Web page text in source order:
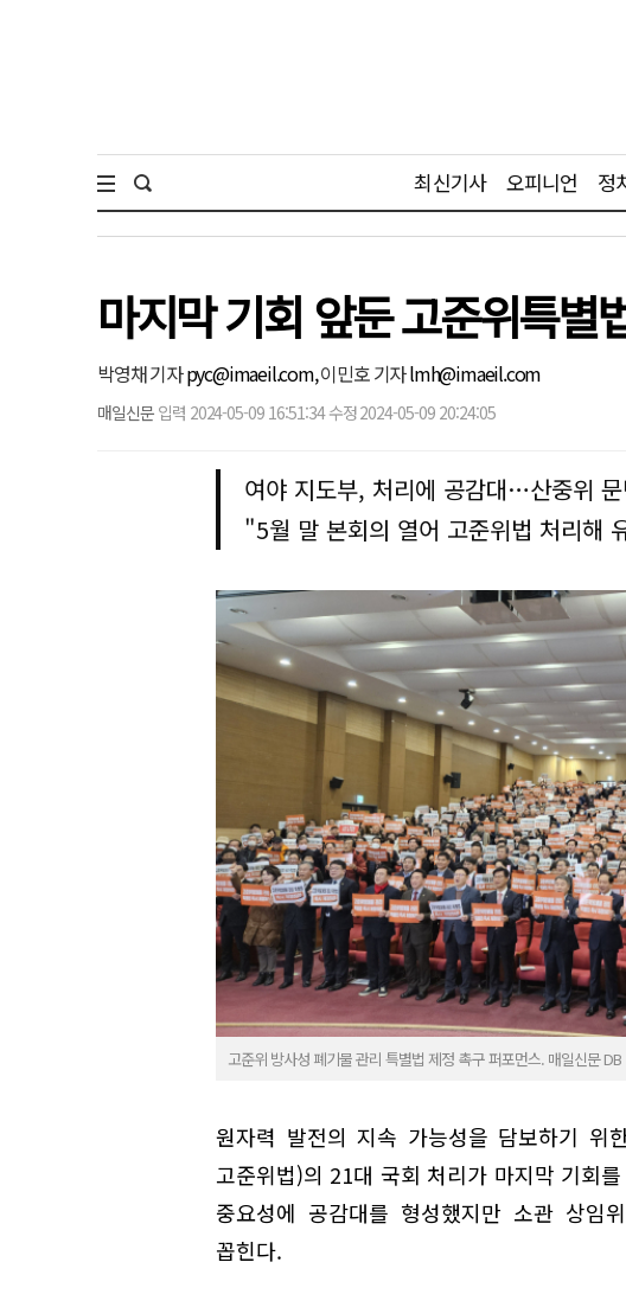
최신기사 오피니언 정
마지막 기회 앞둔 고준위특
박영채 기자pyc@imaeil.com,이민호 기자lmh@imaeil.com
매일신문 입력 2024-05-09 16:51:34 수정 2024-05-09 20:24:05
여야 지도부, 처리에 공감대…산중위
"5월 말 본회의 열어 고준위법 처리해
고준위 방사성 폐기물 관리 특별법 제정 촉구 퍼포먼스. 매일신문 DB
원자력 발전의 지속 가능성을 담보하기 위
고준위법)의 21대 국회 처리가 마지막 기회
중요성에 공감대를 형성했지만 소관 상임
꼽힌다.